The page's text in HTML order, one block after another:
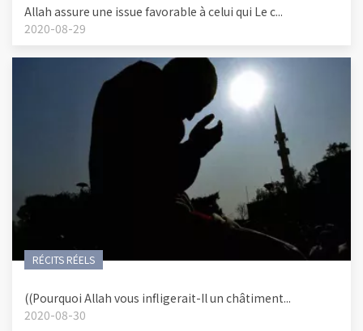
Allah assure une issue favorable à celui qui Le c...
2020-08-29
RÉCITS RÉELS
((Pourquoi Allah vous infligerait-Il un châtiment...
2020-08-30